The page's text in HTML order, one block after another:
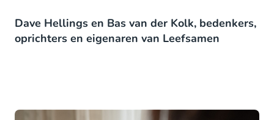
Dave Hellings en Bas van der Kolk, bedenkers,
oprichters en eigenaren van Leefsamen